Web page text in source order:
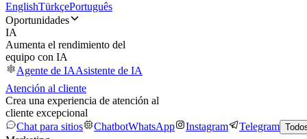
EnglishTürkçePortuguês
Oportunidades
IA
Aumenta el rendimiento del
equipo con IA
Agente de IAAsistente de IA
Atención al cliente
Crea una experiencia de atención al
cliente excepcional
Chat para sitios
ChatbotWhatsApp Instagram Telegram